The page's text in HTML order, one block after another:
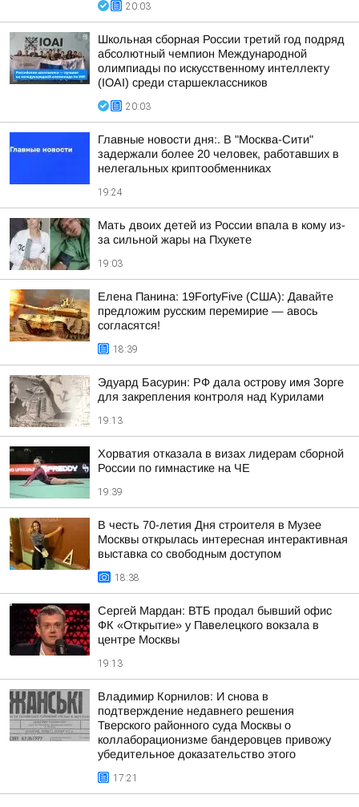
20:03
Школьная сборная России третий год подряд
абсолютный чемпион Международной
олимпиады по искусственному интеллекту
(IOAI) среди старшеклассников
20:03
Главные новости дня:. В "Москва-Сити"
задержали более 20 человек, работавших в
нелегальных криптообменниках
19:24
Мать двоих детей из России впала в кому из-
за сильной жары на Пхукете
19:03
Елена Панина: 19FortyFive (США): Давайте
предложим русским перемирие — авось
согласятся!
18:39
Эдуард Басурин: РФ дала острову имя Зорге
для закрепления контроля над Курилами
19:13
Хорватия отказала в визах лидерам сборной
России по гимнастике на ЧЕ
19:39
В честь 70-летия Дня строителя в Музее
Москвы открылась интересная интерактивная
выставка со свободным доступом
18:38
Сергей Мардан: ВТБ продал бывший офис
ФК «Открытие» у Павелецкого вокзала в
центре Москвы
19:13
Владимир Корнилов: И снова в
подтверждение недавнего решения
Тверского районного суда Москвы о
коллаборационизме бандеровцев привожу
убедительное доказательство этого
17:21